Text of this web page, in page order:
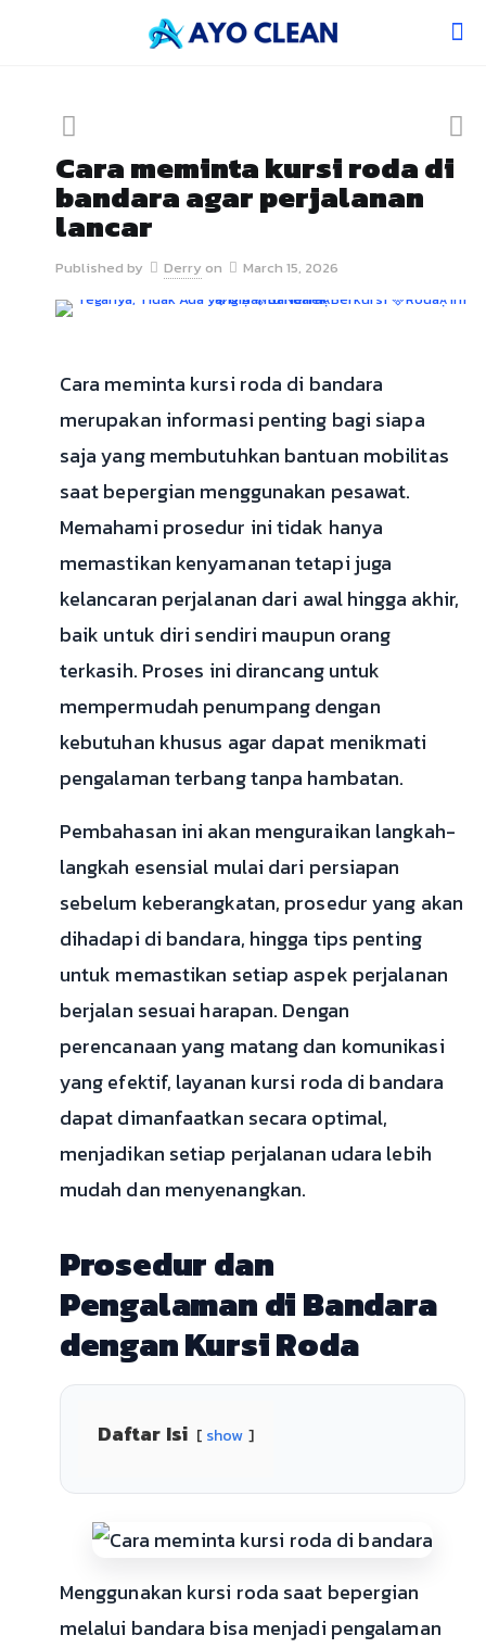
Cara meminta kursi roda di
bandara agar perjalanan
lancar
Published by Derry on March 15, 2026
Cara meminta kursi roda di bandara
merupakan informasi penting bagi siapa
saja yang membutuhkan bantuan mobilitas
saat bepergian menggunakan pesawat.
Memahami prosedur ini tidak hanya
memastikan kenyamanan tetapi juga
kelancaran perjalanan dari awal hingga akhir,
baik untuk diri sendiri maupun orang
terkasih. Proses ini dirancang untuk
mempermudah penumpang dengan
kebutuhan khusus agar dapat menikmati
pengalaman terbang tanpa hambatan.
Pembahasan ini akan menguraikan langkah-
langkah esensial mulai dari persiapan
sebelum keberangkatan, prosedur yang akan
dihadapi di bandara, hingga tips penting
untuk memastikan setiap aspek perjalanan
berjalan sesuai harapan. Dengan
perencanaan yang matang dan komunikasi
yang efektif, layanan kursi roda di bandara
dapat dimanfaatkan secara optimal,
menjadikan setiap perjalanan udara lebih
mudah dan menyenangkan.
Prosedur dan
Pengalaman di Bandara
dengan Kursi Roda
Daftar Isi show
Menggunakan kursi roda saat bepergian
melalui bandara bisa menjadi pengalaman